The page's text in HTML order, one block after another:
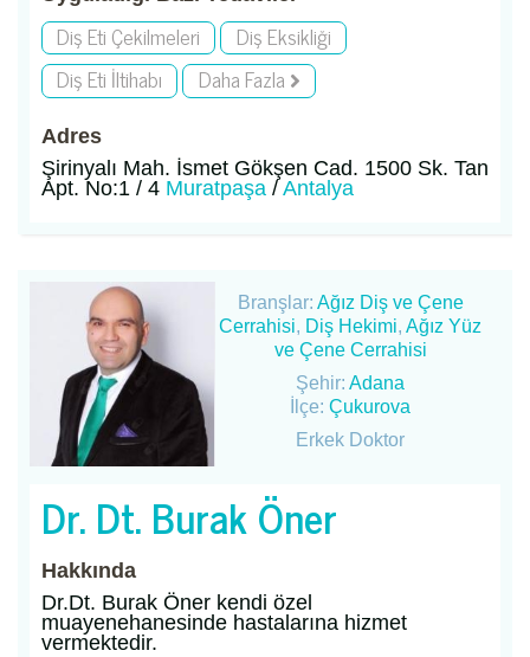
Diş Eti Çekilmeleri
Diş Eksikliği
Diş Eti İltihabı
Daha Fazla
Adres
Şirinyalı Mah. İsmet Gökşen Cad. 1500 Sk. Tan
Apt. No:1 / 4 Muratpaşa /Antalya
Branşlar: Ağız Diş ve Çene
Cerrahisi, Diş Hekimi,Ağız Yüz
ve Çene Cerrahisi
Şehir:Adana
İlçe:Çukurova
Erkek Doktor
Dr. Dt. Burak Öner
Hakkında
Dr.Dt. Burak Öner kendi özel
muayenehanesinde hastalarına hizmet
vermektedir.